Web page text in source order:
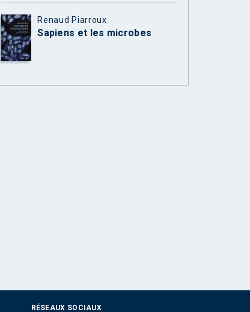
Renaud Piarroux
Sapiens et les microbes
RÉSEAUX SOCIAUX